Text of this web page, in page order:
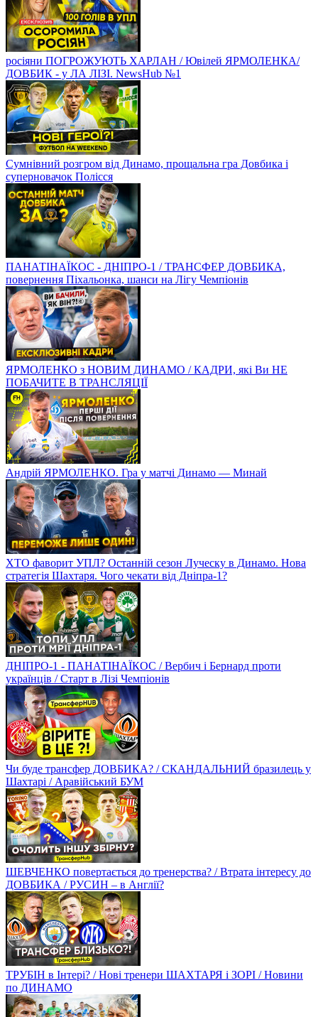
росіяни ПОГРОЖУЮТЬ ХАРЛАН / Ювілей ЯРМОЛЕНКА/
ДОВБИК - у ЛА ЛІЗІ. NewsHub №1
Сумнівний розгром від Динамо, прощальна гра Довбика і
суперновачок Полісся
ПАНАТІНАЇКОС - ДНІПРО-1 / ТРАНСФЕР ДОВБИКА,
повернення Піхальонка, шанси на Лігу Чемпіонів
ЯРМОЛЕНКО з НОВИМ ДИНАМО / КАДРИ, які Ви НЕ
ПОБАЧИТЕ В ТРАНСЛЯЦІЇ
Андрій ЯРМОЛЕНКО. Гра у матчі Динамо — Минай
ХТО фаворит УПЛ? Останній сезон Луческу в Динамо. Нова
стратегія Шахтаря. Чого чекати від Дніпра-1?
ДНІПРО-1 - ПАНАТІНАЇКОС / Вербич і Бернард проти
українців / Старт в Лізі Чемпіонів
Чи буде трансфер ДОВБИКА? / СКАНДАЛЬНИЙ бразилець у
Шахтарі / Аравійський БУМ
ШЕВЧЕНКО повертається до тренерства? / Втрата інтересу до
ДОВБИКА / РУСИН – в Англії?
ТРУБІН в Інтері? / Нові тренери ШАХТАРЯ і ЗОРІ / Новини
по ДИНАМО